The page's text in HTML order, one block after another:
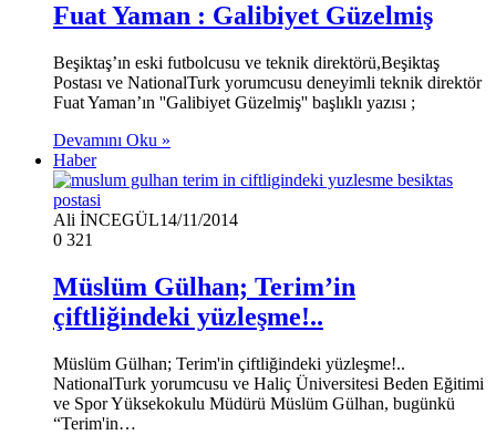
Fuat Yaman : Galibiyet Güzelmiş
Beşiktaş’ın eski futbolcusu ve teknik direktörü,Beşiktaş
Postası ve NationalTurk yorumcusu deneyimli teknik direktör
Fuat Yaman’ın ''Galibiyet Güzelmiş'' başlıklı yazısı ;
Devamını Oku »
Haber
Ali İNCEGÜL14/11/2014
0 321
Müslüm Gülhan; Terim’in
çiftliğindeki yüzleşme!..
Müslüm Gülhan; Terim'in çiftliğindeki yüzleşme!..
NationalTurk yorumcusu ve Haliç Üniversitesi Beden Eğitimi
ve Spor Yüksekokulu Müdürü Müslüm Gülhan, bugünkü
“Terim'in…